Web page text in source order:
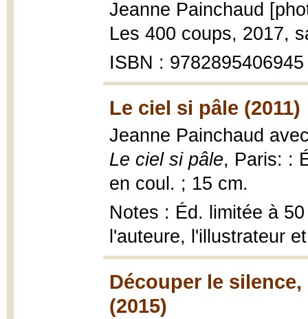
Jeanne Painchaud
Les 400 coups, 2017,
ISBN : 9782895406945
Le ciel si pâle (2011)
Jeanne Painchaud
Le ciel si pâle, Paris: :
en coul. ; 15 cm.
Notes : Éd. limitée à
l'auteure, l'illustrateur
Découper le
(2015)